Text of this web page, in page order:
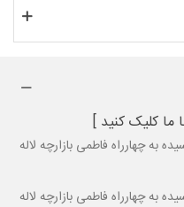
ما کلیک کنید ]
به چهارراه فاطمی بازارچه لاله
به چهارراه فاطمی بازارچه لاله